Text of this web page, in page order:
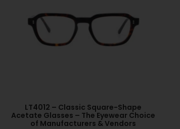
LT4012 – Classic Square-Shape
Acetate Glasses – The Eyewear Choice
of Manufacturers & Vendors